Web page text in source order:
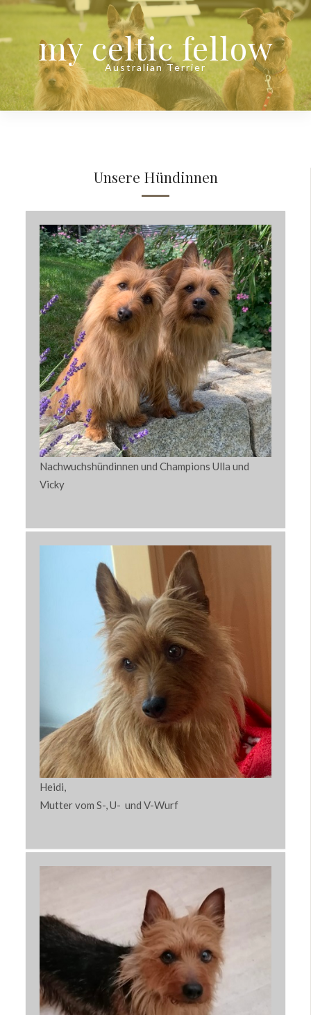
my celtic fellow
Australian Terrier
Unsere Hündinnen
Nachwuchshündinnen und Champions Ulla und
Vicky
Heidi,
Mutter vom S-, U- und V-Wurf